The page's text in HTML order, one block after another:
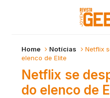
Home Notícias
Netflix
elenco de Elite
Netflix se
do elenco de